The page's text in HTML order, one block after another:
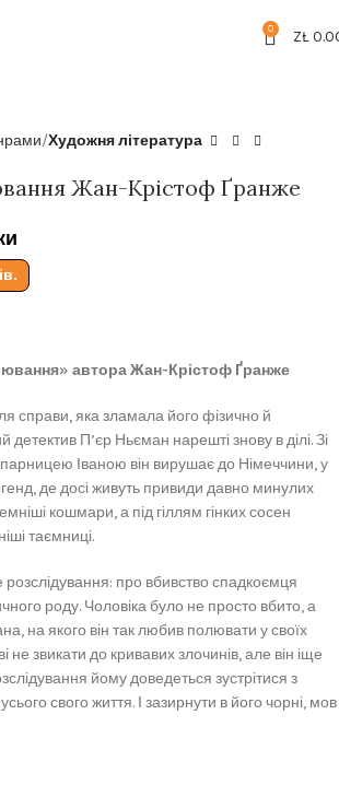
0 ZŁ
Художня література
Жан-Крістоф Ґранже
автора Жан-Крістоф Ґранже
справи, яка зламала його фізично й
П’єр Ньєман нарешті знову в ділі. Зі
Іваною він вирушає до Німеччини, у
де досі живуть привиди давно минулих
кошмари, а під гіллям гінких сосен
таємниці.
про вбивство спадкоємця
роду. Чоловіка було не просто вбито, а
на якого він так любив полювати у своїх
не звикати до кривавих злочинів, але він іще
йому доведеться зустрітися з
свого життя. І зазирнути в його чорні, мов